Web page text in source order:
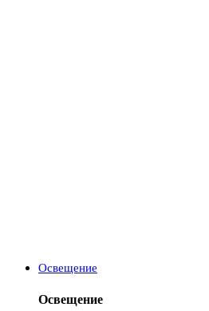
Освещение
Освещение